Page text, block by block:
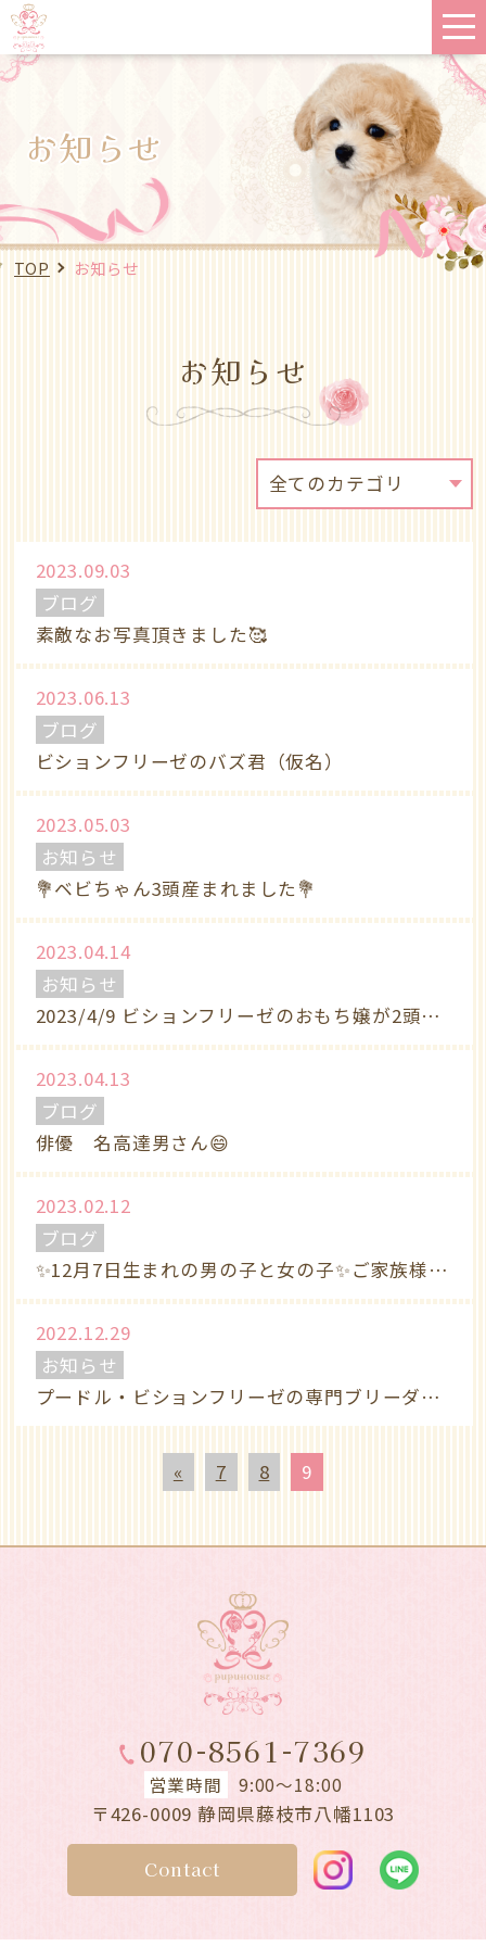
お知らせ
TOP お知らせ
お知らせ
2023.09.03
ブログ
素敵なお写真頂きました🥰
2023.06.13
ブログ
ビションフリーゼのバズ君（仮名）
2023.05.03
お知らせ
💐ベビちゃん3頭産まれました💐
2023.04.14
お知らせ
2023/4/9 ビションフリーゼのおもち嬢が2頭無事出産しました😊
2023.04.13
ブログ
俳優 名高達男さん😄
2023.02.12
ブログ
✨️12月7日生まれの男の子と女の子✨️ご家族様決まりました🎀
2022.12.29
お知らせ
プードル・ビションフリーゼの専門ブリーダー「PUPUHOUSE」
« 7 8 9
070-8561-7369
営業時間 9:00～18:00
〒426-0009 静岡県藤枝市八幡1103
Contact